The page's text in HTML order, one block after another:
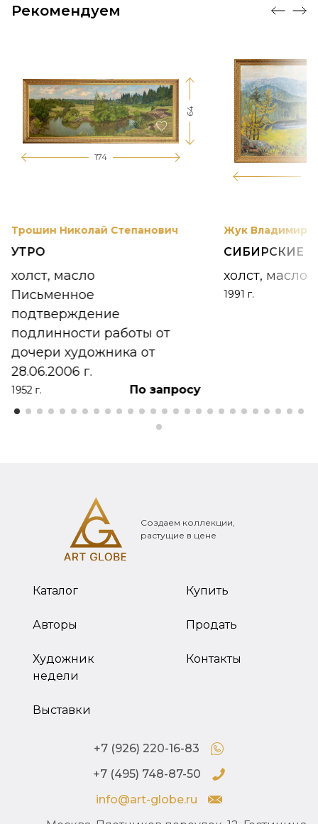
Рекомендуем
174
64
Трошин Николай Степанович
УТРО
холст, масло
Письменное
подтверждение
подлинности работы от
дочери художника от
28.06.2006 г.
1952 г. По запросу
Жук Владимир
СИБИРСКИЕ
холст, масло
1991 г.
Создаем коллекции,
растущие в цене
Каталог
Авторы
Художник
недели
Выставки
Купить
Продать
Контакты
+7 (926) 220-16-83
+7 (495) 748-87-50
info@art-globe.ru